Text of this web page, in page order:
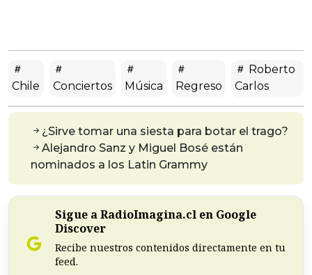
Chile Conciertos Música Regreso
Roberto
Carlos
¿Sirve tomar una siesta para botar el trago?
Alejandro Sanz y Miguel Bosé están
nominados a los Latin Grammy
Sigue a RadioImagina.cl en Google
Discover
Recibe nuestros contenidos directamente en tu
feed.